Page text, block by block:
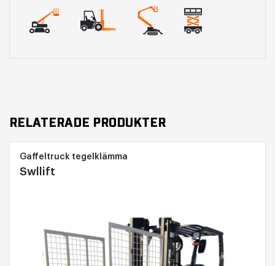
RELATERADE PRODUKTER
Gaffeltruck tegelklämma
Swllift